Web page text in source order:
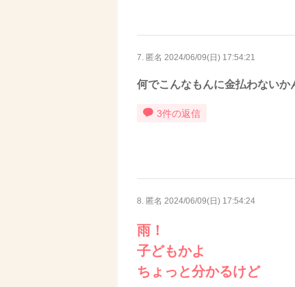
7. 匿名 2024/06/09(日) 17:54:21
何でこんなもんに金払わないか
3件の返信
8. 匿名 2024/06/09(日) 17:54:24
雨！
子どもかよ
ちょっと分かるけど